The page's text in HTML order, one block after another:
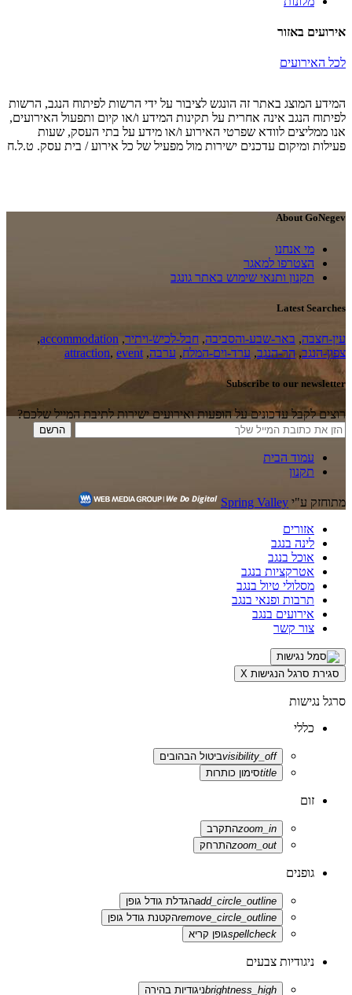
אירועים באזור
לכל האירועים
המידע המוצג באתר זה הונגש לציבור על ידי הרשות לפיתוח הנגב, הרשות
לפיתוח הנגב אינה אחרית על תקינות המידע ו/או קיום ותפעול האירועים,
אנו ממליצים לוודא שפרטי האירוע ו/או מידע על בתי העסק, שעות
פעילות ומיקום עדכנים ישירות מול מפעיל של כל אירוע / בית עסק. ט.ל.ח
About GoNegev
מי אנחנו
הצטרפו למאגר
תקנון ותנאי שימוש באתר גונגב
Latest Searches
עין-חצבה, באר-שבע-והסביבה, חבל-לכיש-ויתיר,
accommodation
,
צפון-הנגב,הר-הנגב, ערד-וים-המלח, ערבה,
attraction, event
Subscribe to our newsletter
רוצים לקבל עדכונים על הופעות ואירועים ישירות לתיבת המייל שלכם?
עמוד הבית
תקנון
מתוחזק ע"י Spring Valley
אזורים
לינה בנגב
אוכל בנגב
אטרקציות בנגב
מסלולי טיול בנגב
תרבות ופנאי בנגב
אירועים בנגב
צור קשר
סגירת סרגל הנגישות X
סרגל נגישות
כללי
visibility_offביטול הבהובים
titleסימון כותרות
זום
zoom_inהתקרב
zoom_outהתרחק
גופנים
add_circle_outlineהגדלת גודל גופן
remove_circle_outlineהקטנת גודל גופן
spellcheckגופן קריא
ניגודיות צבעים
brightness_highניגודיות בהירה